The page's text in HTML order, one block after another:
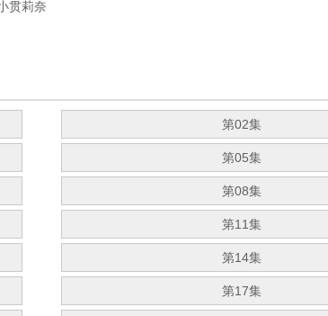
贯莉奈
第02集
第05集
第08集
第11集
第14集
第17集